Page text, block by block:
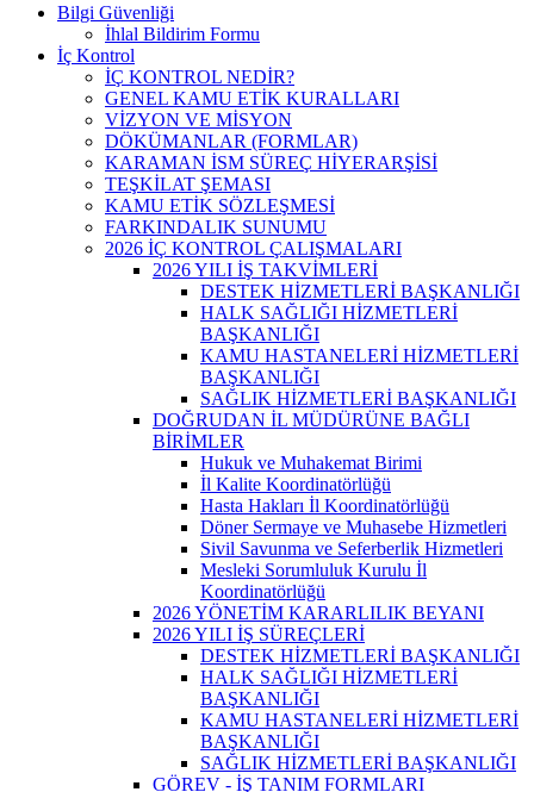
Bilgi Güvenliği
İhlal Bildirim Formu
İç Kontrol
İÇ KONTROL NEDİR?
GENEL KAMU ETİK KURALLARI
VİZYON VE MİSYON
DÖKÜMANLAR (FORMLAR)
KARAMAN İSM SÜREÇ HİYERARŞİSİ
TEŞKİLAT ŞEMASI
KAMU ETİK SÖZLEŞMESİ
FARKINDALIK SUNUMU
2026 İÇ KONTROL ÇALIŞMALARI
2026 YILI İŞ TAKVİMLERİ
DESTEK HİZMETLERİ BAŞKANLIĞI
HALK SAĞLIĞI HİZMETLERİ
BAŞKANLIĞI
KAMU HASTANELERİ HİZMETLERİ
BAŞKANLIĞI
SAĞLIK HİZMETLERİ BAŞKANLIĞI
DOĞRUDAN İL MÜDÜRÜNE BAĞLI
BİRİMLER
Hukuk ve Muhakemat Birimi
İl Kalite Koordinatörlüğü
Hasta Hakları İl Koordinatörlüğü
Döner Sermaye ve Muhasebe Hizmetleri
Sivil Savunma ve Seferberlik Hizmetleri
Mesleki Sorumluluk Kurulu İl
Koordinatörlüğü
2026 YÖNETİM KARARLILIK BEYANI
2026 YILI İŞ SÜREÇLERİ
DESTEK HİZMETLERİ BAŞKANLIĞI
HALK SAĞLIĞI HİZMETLERİ
BAŞKANLIĞI
KAMU HASTANELERİ HİZMETLERİ
BAŞKANLIĞI
SAĞLIK HİZMETLERİ BAŞKANLIĞI
GÖREV - İŞ TANIM FORMLARI